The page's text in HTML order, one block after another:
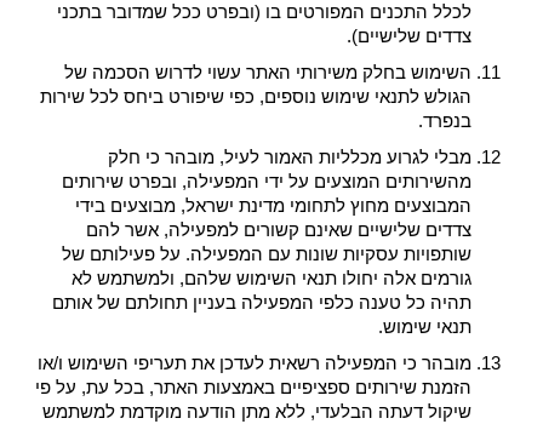
לכלל התכנים המפורטים בו (ובפרט ככל שמדובר בתכני
צדדים שלישיים).
השימוש בחלק משירותי האתר עשוי לדרוש הסכמה של
הגולש לתנאי שימוש נוספים, כפי שיפורט ביחס לכל שירות
בנפרד.
מבלי לגרוע מכלליות האמור לעיל, מובהר כי חלק
מהשירותים המוצעים על ידי המפעילה, ובפרט שירותים
המבוצעים מחוץ לתחומי מדינת ישראל, מבוצעים בידי
צדדים שלישיים שאינם קשורים למפעילה, אשר להם
שותפויות עסקיות שונות עם המפעילה. על פעילותם של
גורמים אלה יחולו תנאי השימוש שלהם, ולמשתמש לא
תהיה כל טענה כלפי המפעילה בעניין תחולתם של אותם
תנאי שימוש.
מובהר כי המפעילה רשאית לעדכן את תעריפי השימוש ו/או
הזמנת שירותים ספציפיים באמצעות האתר, בכל עת, על פי
שיקול דעתה הבלעדי, ללא מתן הודעה מוקדמת למשתמש